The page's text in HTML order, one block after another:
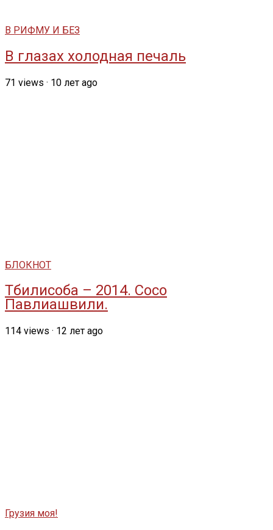
В РИФМУ И БЕЗ
В глазах холодная печаль
71 views · 10 лет ago
БЛОКНОТ
Тбилисоба – 2014. Сосо
Павлиашвили.
114 views · 12 лет ago
Грузия моя!